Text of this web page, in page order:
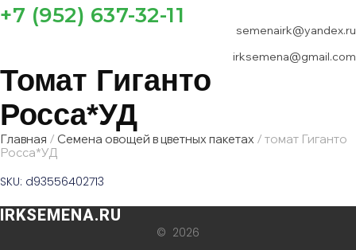
+7 (952) 637-32-11
semenairk@yandex.ru
irksemena@gmail.com
Томат Гиганто
Росса*УД
Главная / Семена овощей в цветных пакетах / томат Гиганто
Росса*УД
SKU: d93556402713
IRKSEMENA.RU
© 2026